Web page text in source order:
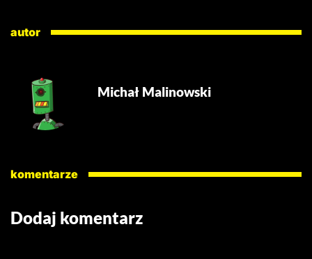
autor
Michał Malinowski
komentarze
Dodaj komentarz